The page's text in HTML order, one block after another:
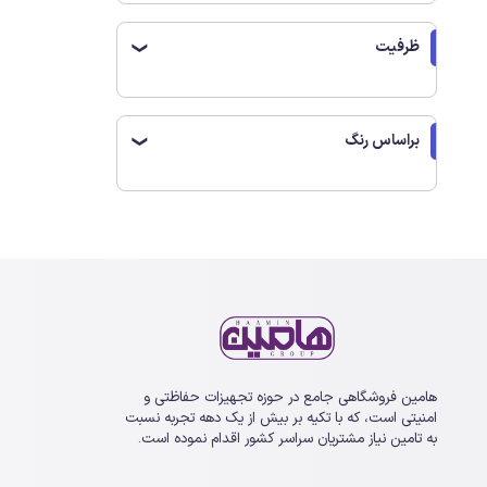
ظرفیت ❯
براساس رنگ ❯
هامین فروشگاهی جامع در حوزه تجهیزات حفاظتی و
امنیتی است، که با تکیه بر بیش از یک ‏دهه تجربه نسبت
به تامین نیاز مشتریان سراسر کشور اقدام نموده است.